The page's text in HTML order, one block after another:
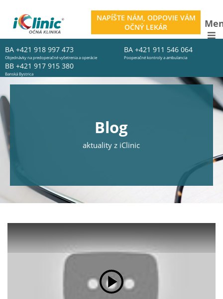
NAPÍŠTE NÁM, ODPOVIE VÁM
OČNÝ LEKÁR
BA +421 918 997 473
Objednávky na predoperačné vyšetrenia a operácie
BA +421 911 546 064
Pooperačné kontroly a ambulancia
BB +421 917 915 380
Banská Bystrica
Blog
aktuality z iClinic
Play Video